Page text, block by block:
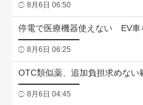
8月6日 06:50
停電で医療機器使えない EV車
8月6日 06:25
OTC類似薬、追加負担求めない
8月6日 04:45